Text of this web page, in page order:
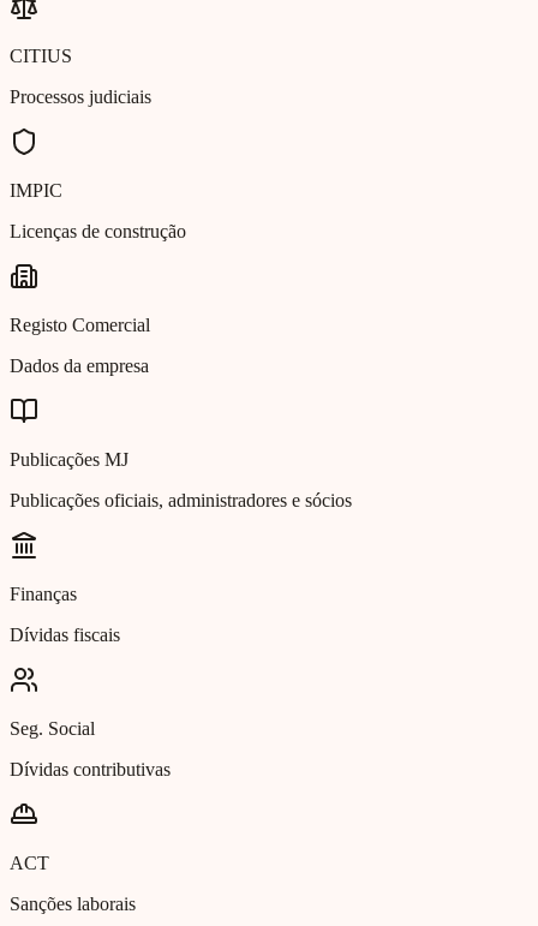
CITIUS
Processos judiciais
IMPIC
Licenças de construção
Registo Comercial
Dados da empresa
Publicações MJ
Publicações oficiais, administradores e sócios
Finanças
Dívidas fiscais
Seg. Social
Dívidas contributivas
ACT
Sanções laborais